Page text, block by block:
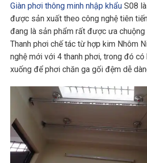
Giàn phơi thông minh nhập khẩu S08
được sản xuất theo công nghệ tiên
đang là sản phẩm rất được ưa
Thanh phơi chế tác từ hợp kim Nhôm
nghệ mới với 4 thanh phơi, trong đó có
xuống để phơi chăn ga gối đệm dễ